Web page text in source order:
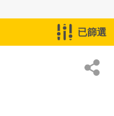
已篩選